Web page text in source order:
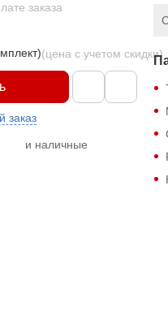
заказа
(цена с учетом скидки)
заказ
и наличные